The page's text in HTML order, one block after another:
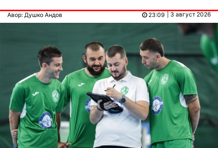
Авор: Душко Андов | 3 август 2026
23:09